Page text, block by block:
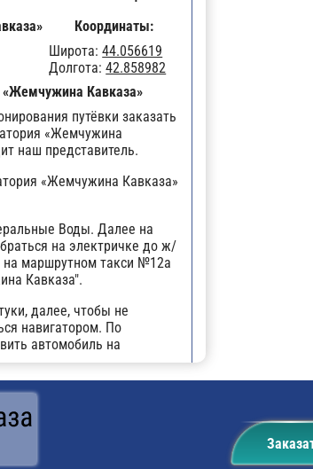
Координаты:
Широта:44.056619
Долгота:42.858982
«Жемчужина Кавказа»
путёвки заказать
«Жемчужина
наш представитель.
«Жемчужина Кавказа»
Воды. Далее на
на электричке до ж/
на маршрутном такси №12а
Кавказа".
далее, чтобы не
навигатором. По
автомобиль на
далее на маршрутном
"Жемчужина Кавказа".